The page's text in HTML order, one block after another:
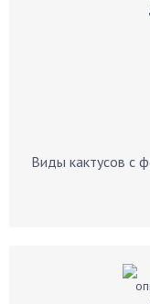
Виды кактусов c